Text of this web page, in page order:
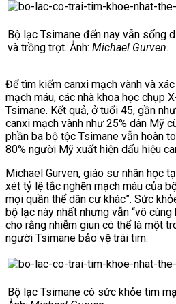
Bộ lạc Tsimane đến nay vẫn sống
và trồng trọt. Ảnh: Michael Gurven.
Để tìm kiếm canxi mạch vành và
mạch máu, các nhà khoa học chụp
Tsimane. Kết quả, ở tuổi 45, gần
canxi mạch vành như 25% dân Mỹ
phần ba bộ tộc Tsimane vẫn hoàn
80% người Mỹ xuất hiện dấu hiệu
Michael Gurven, giáo sư nhân học
xét tỷ lệ tắc nghẽn mạch máu của
mọi quần thể dân cư khác”. Sức
bộ lạc này nhất nhưng vẫn “vô
cho rằng nhiễm giun có thể là một
người Tsimane bảo vệ trái tim.
Bộ lạc Tsimane có sức khỏe tim